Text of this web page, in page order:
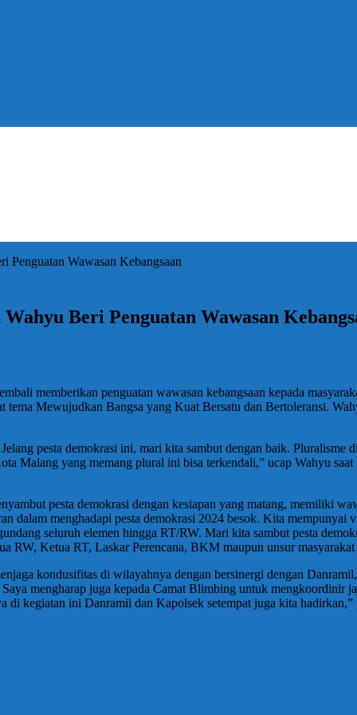
Penguatan Wawasan Kebangsaan
Beri Penguatan Wawasan
memberikan penguatan wawasan kebangsaan kepada
Mewujudkan Bangsa yang Kuat Bersatu dan Bertoleransi.
pesta demokrasi ini, mari kita sambut dengan baik.
Malang yang memang plural ini bisa terkendali,” ucap Wahyu
pesta demokrasi dengan kesiapan yang matang, memiliki
dalam menghadapi pesta demokrasi 2024 besok. Kita mempunyai
seluruh elemen hingga RT/RW. Mari kita sambut pesta
RW, Ketua RT, Laskar Perencana, BKM maupun unsur
kondusifitas di wilayahnya dengan bersinergi dengan
mengharap juga kepada Camat Blimbing untuk mengkoordinir
di kegiatan ini Danramil dan Kapolsek setempat juga kita